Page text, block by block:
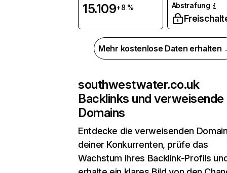
15.109+8 %
Abstrafung
Mehr kostenlose Daten erhalten
southwestwater.co.uk
Backlinks und verweisende
Domains
Entdecke die verweisenden
deiner Konkurrenten, prüfe das
Wachstum ihres Backlink-Profils